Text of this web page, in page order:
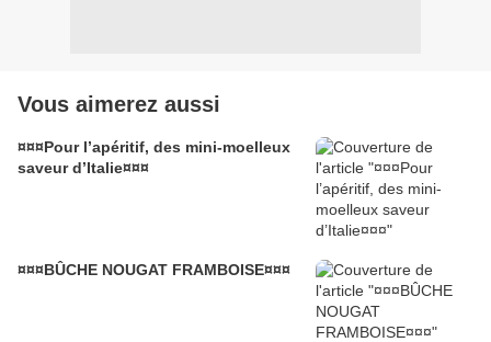
Vous aimerez aussi
¤¤¤Pour l’apéritif, des mini-moelleux
saveur d’Italie¤¤¤
¤¤¤BÛCHE NOUGAT FRAMBOISE¤¤¤